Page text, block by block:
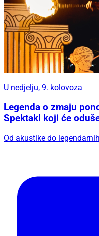
U nedjelju, 9. kolovoza
Legenda o zmaju
Spektakl koji će
Od akustike do